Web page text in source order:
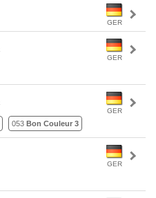
GER
GER
GER
053 Bon Couleur 3
GER